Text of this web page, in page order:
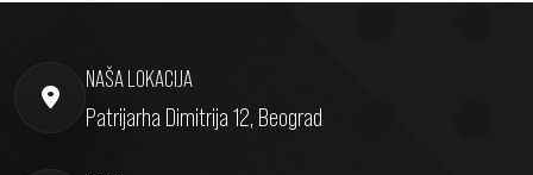
NAŠA LOKACIJA
Patrijarha Dimitrija 12, Beograd